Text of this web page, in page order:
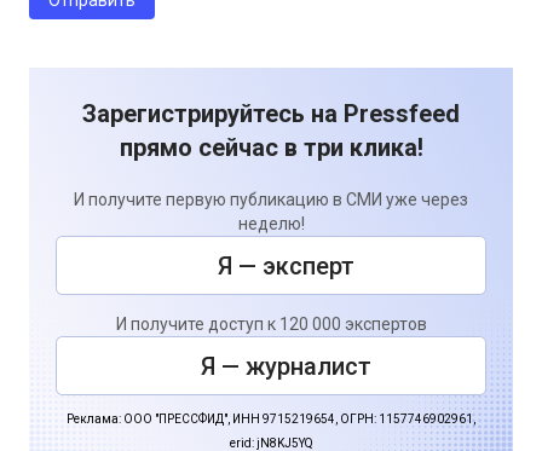
Зарегистрируйтесь на Pressfeed
прямо сейчас в три клика!
И получите первую публикацию в СМИ уже через
неделю!
Я — эксперт
И получите доступ к 120 000 экспертов
Я — журналист
Реклама: ООО "ПРЕССФИД", ИНН 9715219654, ОГРН: 1157746902961,
erid: jN8KJ5YQ